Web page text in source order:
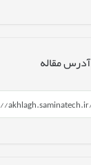
آدرس مقاله